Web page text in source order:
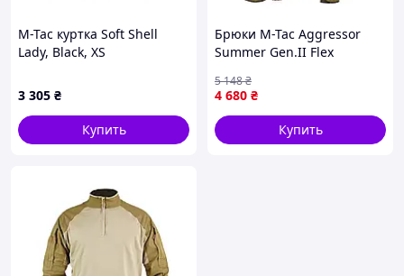
M-Tac куртка Soft Shell
Lady, Black, XS
3 305 ₴
Купить
Брюки M-Tac Aggressor
Summer Gen.II Flex
Stop Coyote 28/30 2011-VO
4 680 ₴
5 148₴
Купить